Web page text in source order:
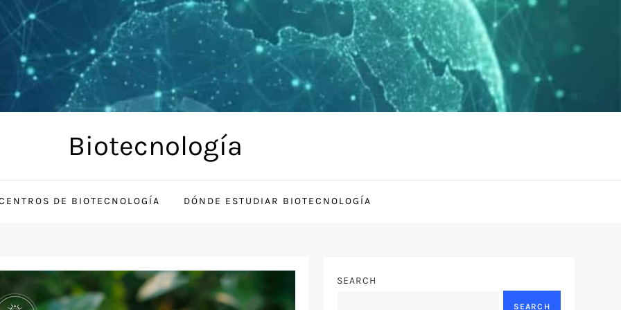
Biotecnología
DE BIOTECNOLOGÍA DÓNDE ESTUDIAR BIOTECNOLOGÍA
SEARCH
SEARCH